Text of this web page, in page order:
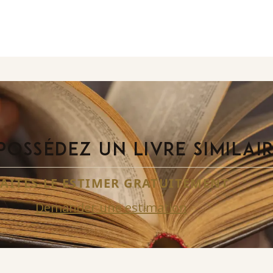
UN LIVRE
LE ESTIMER GRATUITEMENT
Demander une estimation